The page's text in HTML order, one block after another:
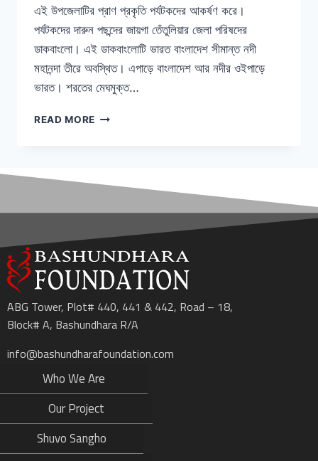
এই উপজেলাটির প্রাণ প্রকৃতি পর্যটকদের আকর্ষণ করে।
পর্যটকদের দারুন পছন্দের জায়গা তেঁতুলিয়ার জেলা পরিষদের
ডাকবাংলো। এই ডাকবাংলোটি ভারত বাংলাদেশ সীমান্ত নদী
মহানন্দা তীরে অবস্থিত। এপাড়ে বাংলাদেশ আর নদীর ওইপাড়ে
ভারত। শরতের মেঘমুক্ত…
READ MORE
ABG Tower, Plot# 440, 441 & 442, Road – 18,
Block# A, Bashundhara R/A
info@bashundharafoundation.com
Who We Are
Our Project
Shuvo Sangho